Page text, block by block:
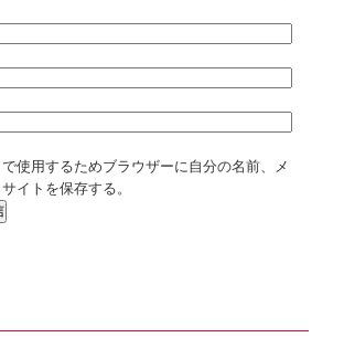
使用するためブラウザーに自分の名前、メ
イトを保存する。